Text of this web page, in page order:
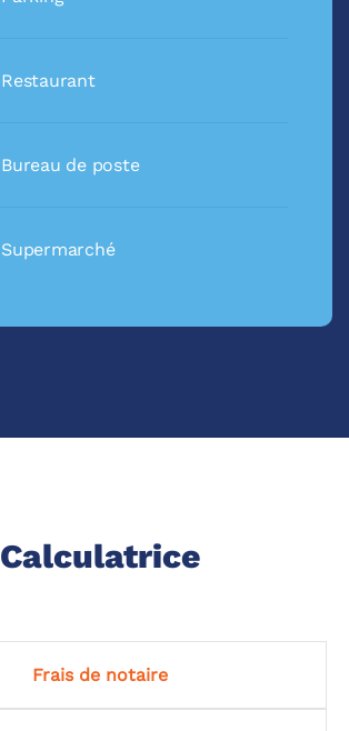
Restaurant
Bureau de poste
Supermarché
Calculatrice
Frais de notaire